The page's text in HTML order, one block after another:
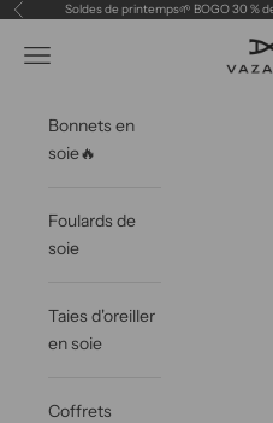
Passer au contenu
PrécédentSoldes de printemps🌱 BOGO 30 %
Ouvrir la navigation
Bonnets en
soie🔥
Foulards de
soie
Taies d'oreiller
en soie
Coffrets